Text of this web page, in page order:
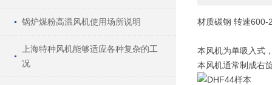
锅炉煤粉高温风机使用场所说明
上海特种风机能够适应各种复杂的工
况
材质碳钢 转速600-
本风机为单吸入式
本风机通常制成右